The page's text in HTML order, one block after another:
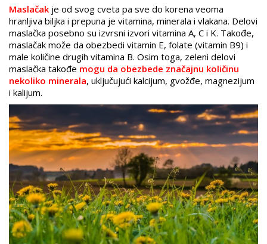
Maslačak je od svog cveta pa sve do korena veoma
hranljiva biljka i prepuna je vitamina, minerala i vlakana. Delovi
maslačka posebno su izvrsni izvori vitamina A, C i K. Takođe,
maslačak može da obezbedi vitamin E, folate (vitamin B9) i
male količine drugih vitamina B. Osim toga, zeleni delovi
maslačka takođe mogu da obezbede značajnu količinu
nekoliko minerala, uključujući kalcijum, gvožđe, magnezijum
i kalijum.